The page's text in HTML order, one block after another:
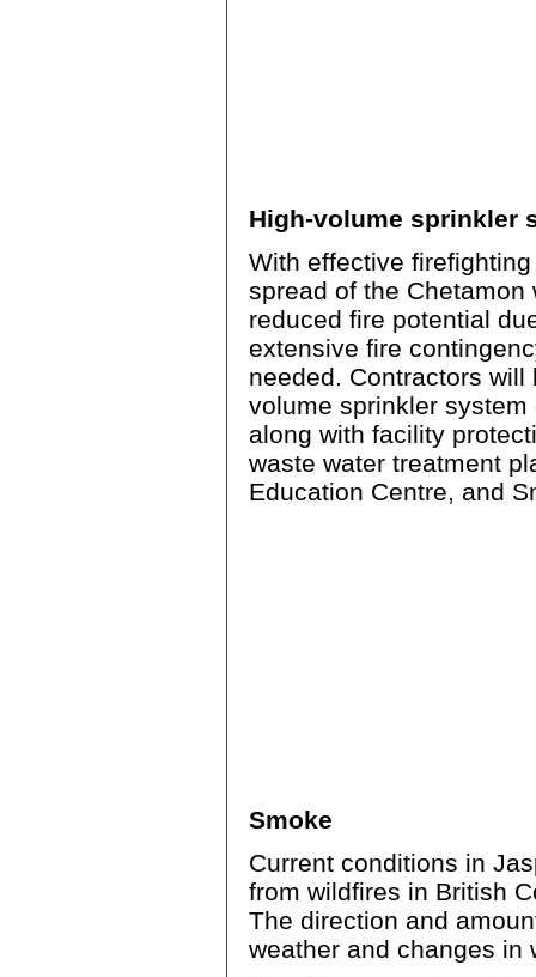
High-volume sprinkler
With effective
spread of the
reduced fire potential
extensive fire
needed. Contractors
volume sprinkler
along with facility
waste water treatment
Education Centre, and
Smoke
Current conditions in
from wildfires in British
The direction and
weather and changes in